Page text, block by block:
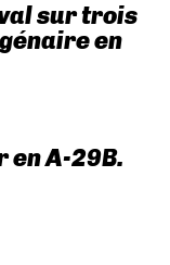
sur trois
en
en A-29B.